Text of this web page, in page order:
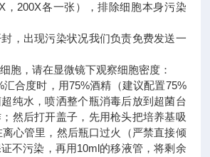
，200X各一张），排除细胞本身污染
出现污染状况我们负责免费发送一
，请在显微镜下观察细胞密度：
度时，用75%酒精（建议配置75%
纯水，喷洒整个瓶消毒后放到超菌台
然后打开盖子，先用枪头把培养基吸
心管里，然后瓶口过火（严禁直接倾
不污染，再用10ml的移液管，将剩余